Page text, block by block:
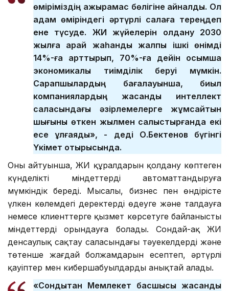
өміріміздің ажырамас бөлігіне айналды. Ол
адам өміріндегі әртүрлі салаға тереңдеп
ене түсуде. ЖИ жүйелерін қолдану 2030
жылға қарай жаһандық жалпы ішкі өнімді
14%-ға арттырып, 70%-ға дейін қосымша
экономикалық тиімділік беруі мүмкін.
Сарапшылардың бағалауынша, биыл
компаниялардың жасанды интеллект
саласындағы әзірлемелерге жұмсайтын
шығыны өткен жылмен салыстырғанда екі
есе ұлғаяды», - деді О.Бектенов бүгінгі
Үкімет отырысында.
Оның айтуынша, ЖИ құралдарын қолдану көптеген
күнделікті міндеттерді автоматтандыруға
мүмкіндік береді. Мысалы, бизнес пен өндірісте
үлкен көлемдегі деректерді өңдеуге және талдауға
немесе клиенттерге қызмет көрсетуге байланысты
міндеттерді орындауға болады. Сондай-ақ ЖИ
денсаулық сақтау саласындағы тәуекелдерді және
төтенше жағдай болжамдарын есептеп, әртүрлі
қауіптер мен кибершабуылдарды анықтай алады.
«Сондықтан Мемлекет басшысы жасанды